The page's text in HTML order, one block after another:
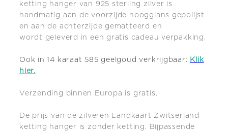
ketting hanger van 925 sterling zilver is
handmatig aan de voorzijde hoogglans gepolijst
en aan de achterzijde gematteerd en
wordt geleverd in een gratis cadeau verpakking.
Ook in 14 karaat 585 geelgoud verkrijgbaar: Klik
hier.
Verzending binnen Europa is gratis.
De prijs van de zilveren Landkaart Zwitserland
ketting hanger is zonder ketting. Bijpassende